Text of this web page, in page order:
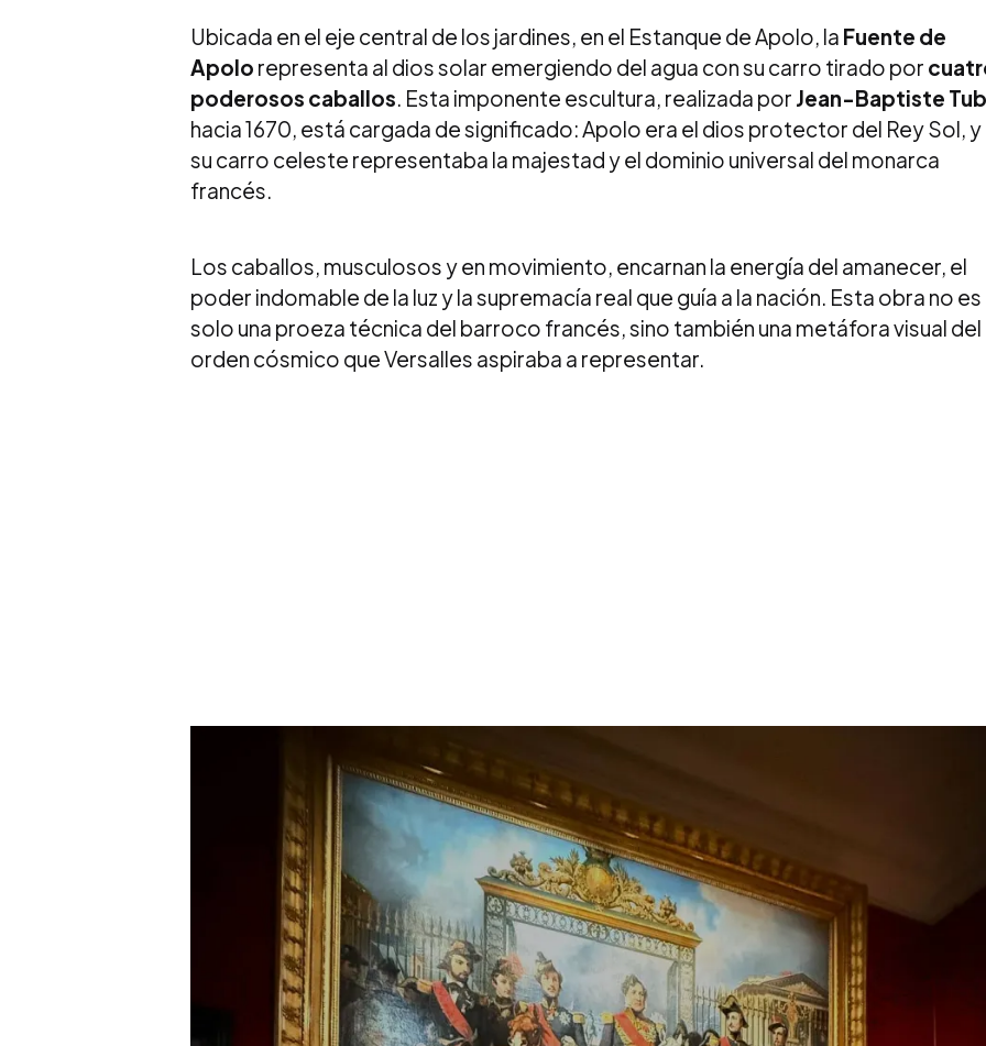
Ubicada en el eje central de los jardines, en el Estanque de Apolo, la Fuente de
Apolo representa al dios solar emergiendo del agua con su carro tirado por
poderosos caballos. Esta imponente escultura, realizada por Jean-Baptiste
hacia 1670, está cargada de significado: Apolo era el dios protector del Rey Sol, y
su carro celeste representaba la majestad y el dominio universal del monarca
francés.
Los caballos, musculosos y en movimiento, encarnan la energía del amanecer, el
poder indomable de la luz y la supremacía real que guía a la nación. Esta obra no es
solo una proeza técnica del barroco francés, sino también una metáfora visual del
orden cósmico que Versalles aspiraba a representar.